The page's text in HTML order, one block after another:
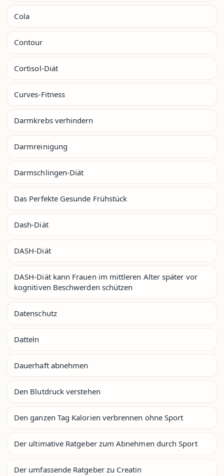
Cola
Contour
Cortisol-Diät
Curves-Fitness
Darmkrebs verhindern
Darmreinigung
Darmschlingen-Diät
Das Perfekte Gesunde Frühstück
Dash-Diät
DASH-Diät
DASH-Diät kann Frauen im mittleren Alter später vor
kognitiven Beschwerden schützen
Datenschutz
Datteln
Dauerhaft abnehmen
Den Blutdruck verstehen
Den ganzen Tag Kalorien verbrennen ohne Sport
Der ultimative Ratgeber zum Abnehmen durch Sport
Der umfassende Ratgeber zu Creatin